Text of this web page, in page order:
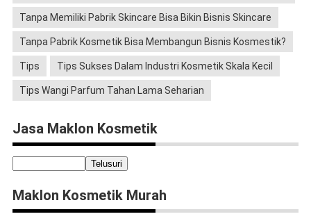
Tanpa Memiliki Pabrik Skincare Bisa Bikin Bisnis Skincare
Tanpa Pabrik Kosmetik Bisa Membangun Bisnis Kosmestik?
Tips Tips Sukses Dalam Industri Kosmetik Skala Kecil
Tips Wangi Parfum Tahan Lama Seharian
Jasa Maklon Kosmetik
Maklon Kosmetik Murah